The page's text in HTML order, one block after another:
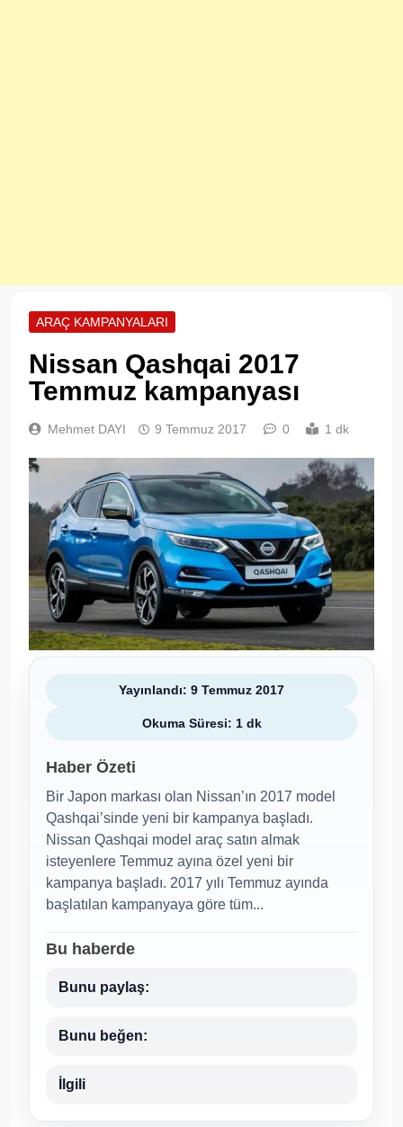
ARAÇ KAMPANYALARI
Nissan Qashqai 2017
Temmuz kampanyası
Mehmet DAYI 9 Temmuz 2017 0 1 dk
Yayınlandı: 9 Temmuz 2017
Okuma Süresi: 1 dk
Haber Özeti
Bir Japon markası olan Nissan’ın 2017 model
Qashqai’sinde yeni bir kampanya başladı.
Nissan Qashqai model araç satın almak
isteyenlere Temmuz ayına özel yeni bir
kampanya başladı. 2017 yılı Temmuz ayında
başlatılan kampanyaya göre tüm...
Bu haberde
Bunu paylaş:
Bunu beğen:
İlgili